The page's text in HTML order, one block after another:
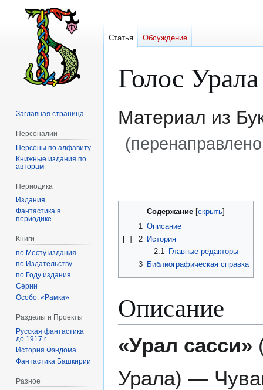
Голос
Материал из
Содержание
1 Описание
[−] 2
История
2.1
Главные редакторы
3
Библиографическая справка
Описание
«Урал сасси»
Урала) —
Статья Обсуждение
Заглавная страница
Персоналии
Персоны по алфавиту
Книжные издания по
авторам
Периодика
Издания
Фантастика в
периодике
Книги
по Месту издания
по Издательству
по Году издания
Серии
Особо: «Рамка»
Разделы и Проекты
Русская фантастика
до 1917 г.
История Фэндома
Фантастика Башкирии
Разное